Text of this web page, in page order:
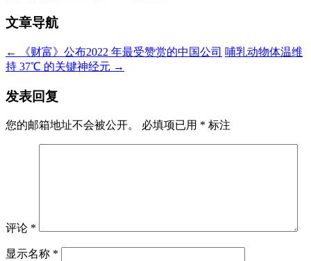
文章导航
← 《财富》公布2022 年最受赞赏的中国公司 哺乳动物体温维
持 37℃ 的关键神经元 →
发表回复
您的邮箱地址不会被公开。 必填项已用 * 标注
评论 *
显示名称 *